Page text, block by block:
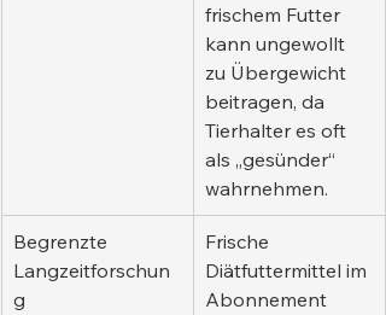
frischem Futter
kann ungewollt
zu Übergewicht
beitragen, da
Tierhalter es oft
als „gesünder“
wahrnehmen.
Begrenzte
Langzeitforschun
g
Frische
Diätfuttermittel im
Abonnement